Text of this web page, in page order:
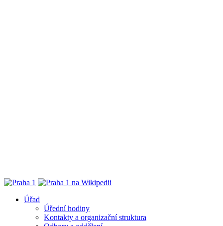
Úřad
Úřední hodiny
Kontakty a organizační struktura